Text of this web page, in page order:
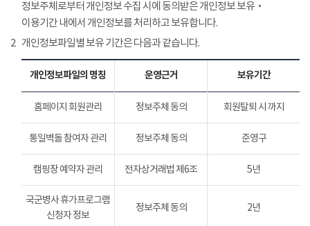
정보주체로부터 개인정보 수집 시에 동의받은 개인정보 보유‧
이용기간 내에서 개인정보를 처리하고 보유합니다.
2 개인정보파일별 보유 기간은 다음과 같습니다.
개인정보파일의 명칭 운영근거 보유기간
홈페이지 회원관리 정보주체 동의 회원탈퇴 시 까지
통일벽돌 참여자 관리 정보주체 동의 준영구
캠핑장 예약자 관리 전자상거래법 제6조 5년
국군병사 휴가프로그램
신청자 정보
정보주체 동의 2년